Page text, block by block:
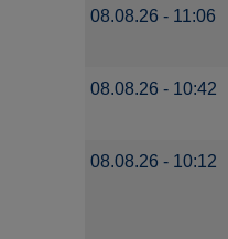
08.08.26 - 11:06
08.08.26 - 10:42
08.08.26 - 10:12